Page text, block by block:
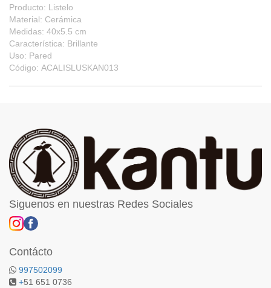
Producto: Listelo
Material: Cerámica
Medidas: 40x5.5 cm
Característica: Brillante
Uso: Pared
Código: ACALISLUSKAN013
Siguenos en nuestras Redes Sociales
Contácto
997502099
+51 651 0736